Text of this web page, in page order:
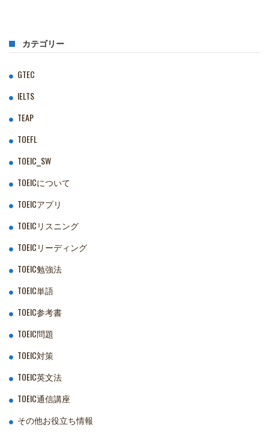
カテゴリー
GTEC
IELTS
TEAP
TOEFL
TOEIC‗SW
TOEICについて
TOEICアプリ
TOEICリスニング
TOEICリーディング
TOEIC勉強法
TOEIC単語
TOEIC参考書
TOEIC問題
TOEIC対策
TOEIC英文法
TOEIC通信講座
その他お役立ち情報